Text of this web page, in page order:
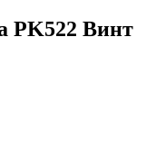
PK522 Винт